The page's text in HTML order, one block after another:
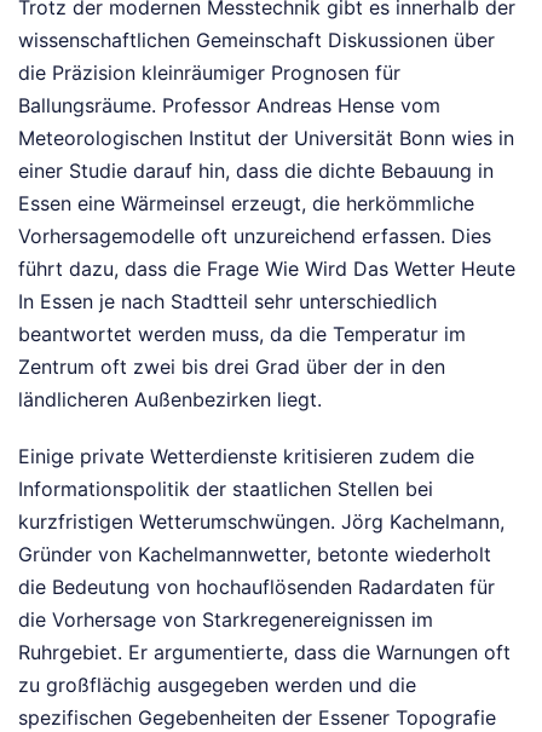
Trotz der modernen Messtechnik gibt es innerhalb der
wissenschaftlichen Gemeinschaft Diskussionen über
die Präzision kleinräumiger Prognosen für
Ballungsräume. Professor Andreas Hense vom
Meteorologischen Institut der Universität Bonn wies in
einer Studie darauf hin, dass die dichte Bebauung in
Essen eine Wärmeinsel erzeugt, die herkömmliche
Vorhersagemodelle oft unzureichend erfassen. Dies
führt dazu, dass die Frage Wie Wird Das Wetter Heute
In Essen je nach Stadtteil sehr unterschiedlich
beantwortet werden muss, da die Temperatur im
Zentrum oft zwei bis drei Grad über der in den
ländlicheren Außenbezirken liegt.
Einige private Wetterdienste kritisieren zudem die
Informationspolitik der staatlichen Stellen bei
kurzfristigen Wetterumschwüngen. Jörg Kachelmann,
Gründer von Kachelmannwetter, betonte wiederholt
die Bedeutung von hochauflösenden Radardaten für
die Vorhersage von Starkregenereignissen im
Ruhrgebiet. Er argumentierte, dass die Warnungen oft
zu großflächig ausgegeben werden und die
spezifischen Gegebenheiten der Essener Topografie